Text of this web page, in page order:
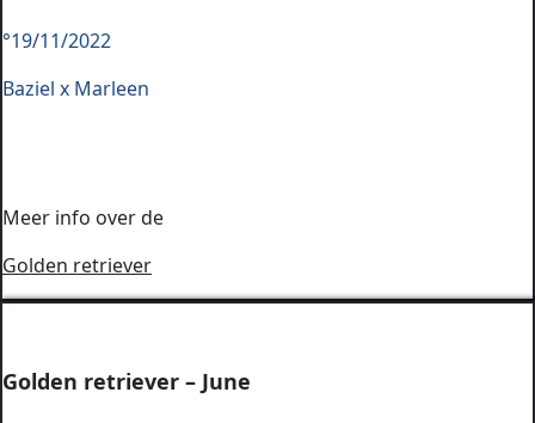
°19/11/2022
Baziel x Marleen
Meer info over de
Golden retriever
Golden retriever – June